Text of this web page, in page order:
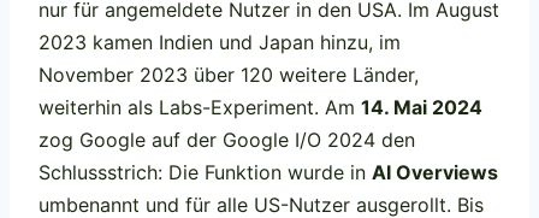
nur für angemeldete Nutzer in den USA. Im August
2023 kamen Indien und Japan hinzu, im
November 2023 über 120 weitere Länder,
weiterhin als Labs-Experiment. Am 14. Mai 2024
zog Google auf der Google I/O 2024 den
Schlussstrich: Die Funktion wurde in AI Overviews
umbenannt und für alle US-Nutzer ausgerollt. Bis